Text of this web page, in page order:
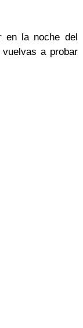
en la noche del
a probar